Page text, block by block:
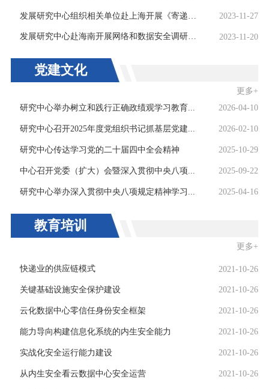
2023-11-27
发展研究中心赴海南开展网络和数据安全调研工作 2023-11-20
党建文化
更多+
研究中心举办树立和践行正确政绩观学习教育...
2026-04-10
研究中心召开2025年度党组织书记抓基层党建... 2026-02-10
研究中心传达学习党的二十届四中全会精神 2025-10-29
中心召开党委（扩大）会暨深入贯彻中央八项... 2025-09-22
研究中心举办深入贯彻中央八项规定精神学习... 2025-04-16
教育培训
更多+
快递业的供应链模式 2021-10-26
关键基础设施安全保护建设 2021-10-26
云化数据中心零信任身份安全框架 2021-10-26
能力导向构建信息化系统的内生安全能力 2021-10-26
实战化安全运行能力建设 2021-10-26
从内生安全看云数据中心安全运营 2021-10-26